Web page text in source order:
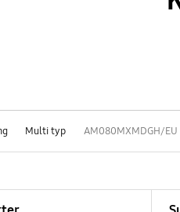
Multi typ AM080MXMDGH/EU